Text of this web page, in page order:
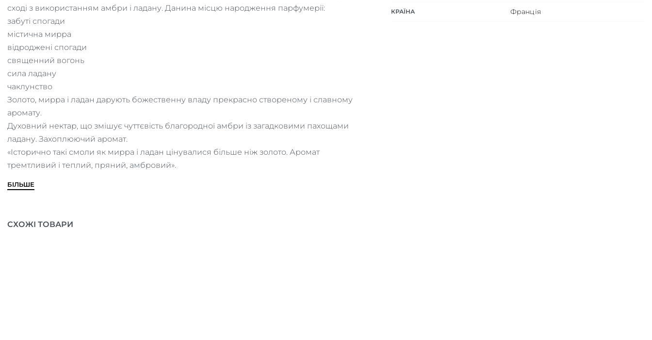
сході з використанням амбри і ладану. Данина місцю народження парфумерії:
забуті спогади
містична мирра
відроджені спогади
священний вогонь
сила ладану
чаклунство
Золото, мирра і ладан дарують божественну владу прекрасно створеному і славному
аромату.
Духовний нектар, що змішує чуттєвість благородної амбри із загадковими пахощами
ладану. Захоплюючий аромат.
«Історично такі смоли як мирра і ладан цінувалися більше ніж золото. Аромат
тремтливий і теплий, пряний, амбровий».
БІЛЬШЕ
КРАЇНА Франція
СХОЖІ ТОВАРИ